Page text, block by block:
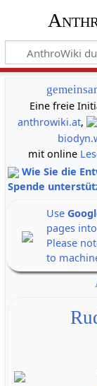
Eine freie
anthrowiki.at,
mit online
Wie Sie die
Spende
Use
pages
Please
to